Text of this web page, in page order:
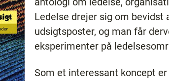
Ledelse drejer sig om
udsigtsposter, og man får
eksperimenter på
Som et interessant koncept